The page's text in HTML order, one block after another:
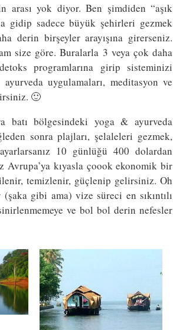
arası yok diyor. Ben şimdiden “aşık
gidip sadece büyük şehirleri gezmek
derin birşeyler arayışına girerseniz.
size göre. Buralarla 3 veya çok daha
programlarına girip sisteminizi
uygulamaları, meditasyon ve
🙂
batı bölgesindeki yoga & ayurveda
sonra plajları, şelaleleri gezmek,
10 günlüğü 400 dolardan
Avrupa’ya kıyasla çoook ekonomik bir
temizlenir, güçlenip gelirsiniz. Oh
gibi ama) vize süreci en sıkıntılı
ve bol bol derin nefesler